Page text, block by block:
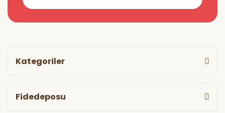
Kategoriler
Fidedeposu